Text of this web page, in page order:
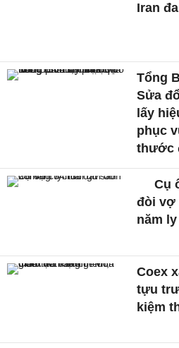
Iran
Tổng
Sửa
lấy
phục
thước
Cụ
đòi vợ
năm
Coex
tựu
kiệm